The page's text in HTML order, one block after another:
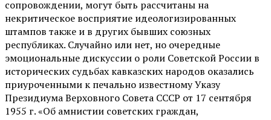
сопровождении, могут быть рассчитаны на
некритическое восприятие идеологизированных
штампов также и в других бывших союзных
республиках. Случайно или нет, но очередные
эмоциональные дискуссии о роли Советской России в
исторических судьбах кавказских народов оказались
приуроченными к печально известному Указу
Президиума Верховного Совета СССР от 17 сентября
1955 г. «Об амнистии советских граждан,